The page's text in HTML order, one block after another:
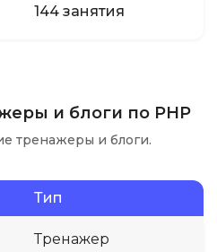
144 занятия
и блоги по PHP
тренажеры и блоги.
Тип
Тренажер